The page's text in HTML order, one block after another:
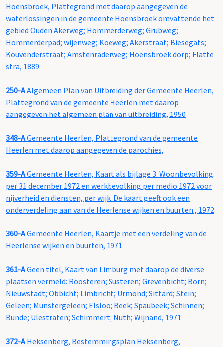
Hoensbroek, Plattegrond met daarop aangegeven de
waterlossingen in de gemeente Hoensbroek omvattende het
gebied Ouden Akerweg; Hommerderweg; Grubweg;
Hommerderpad; wijenweg; Koeweg; Akerstraat; Biesegats;
Kouvenderstraat; Amstenraderweg; Hoensbroek dorp; Flatte
stra, 1889
250-AAlgemeen Plan van Uitbreiding der Gemeente Heerlen,
Plattegrond van de gemeente Heerlen met daarop
aangegeven het algemeen plan van uitbreiding, 1950
348-AGemeente Heerlen, Plattegrond van de gemeente
Heerlen met daarop aangegeven de parochies,
359-AGemeente Heerlen, Kaart als bijlage 3. Woonbevolking
per 31 december 1972 en werkbevolking per medio 1972 voor
nijverheid en diensten, per wijk. De kaart geeft ook een
onderverdeling aan van de Heerlense wijken en buurten., 1972
360-AGemeente Heerlen, Kaartje met een verdeling van de
Heerlense wijken en buurten, 1971
361-AGeen titel, Kaart van Limburg met daarop de diverse
plaatsen vermeld: Roosteren; Susteren; Grevenbicht; Born;
Nieuwstadt; Obbicht; Limbricht; Urmond; Sittard; Stein;
Geleen; Munstergeleen; Elsloo; Beek; Spaubeek; Schinnen;
Bunde; Ulestraten; Schimmert; Nuth; Wijnand, 1971
372-AHeksenberg, Bestemmingsplan Heksenberg,